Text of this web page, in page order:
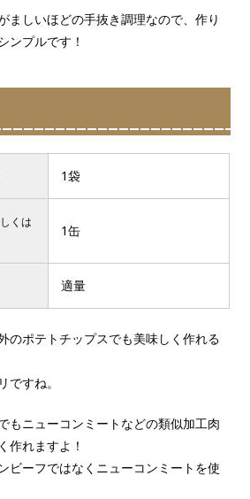
ましいほどの手抜き調理なので、作り
ンプルです！
1袋
くは
1缶
適量
のポテトチップスでも美味しく作れる
ですね。
もニューコンミートなどの類似加工肉
作れますよ！
ビーフではなくニューコンミートを使